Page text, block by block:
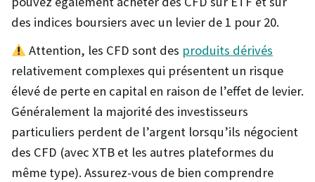
des indices boursiers avec un levier de 1 pour 20.
Attention, les CFD sont des produits dérivés
relativement complexes qui présentent un risque
élevé de perte en capital en raison de l’effet de levier.
Généralement la majorité des investisseurs
particuliers perdent de l’argent lorsqu’ils négocient
des CFD (avec XTB et les autres plateformes du
même type). Assurez-vous de bien comprendre